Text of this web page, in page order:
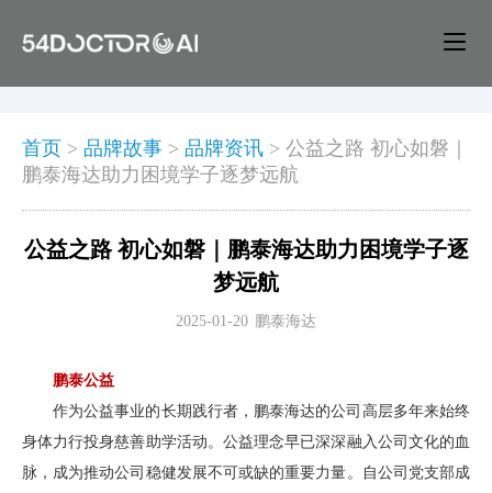
首页 > 品牌故事 > 品牌资讯 > 公益之路 初心如磐｜
鹏泰海达助力困境学子逐梦远航
公益之路 初心如磐｜鹏泰海达助力困境学子逐
梦远航
2025-01-20 鹏泰海达
鹏泰公益
作为公益事业的长期践行者，鹏泰海达的公司高层多年来始终
身体力行投身慈善助学活动。公益理念早已深深融入公司文化的血
脉，成为推动公司稳健发展不可或缺的重要力量。自公司党支部成